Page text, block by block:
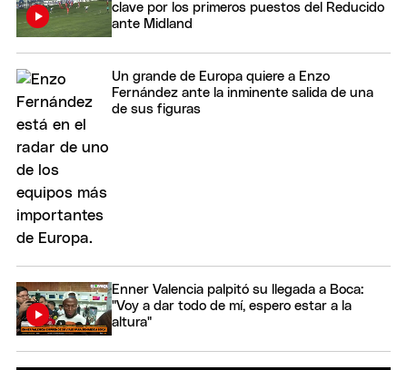
clave por los primeros puestos del Reducido
ante Midland
Un grande de Europa quiere a Enzo
Fernández ante la inminente salida de una
de sus figuras
Enner Valencia palpitó su llegada a Boca:
"Voy a dar todo de mí, espero estar a la
altura"